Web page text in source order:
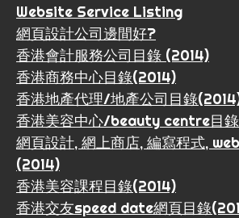
Website Service Listing
網頁設計公司邊間好?
香港會計服務公司目錄 (2014)
香港商務中心目錄(2014)
香港地產代理/地產公司目錄
香港美容中心/beauty centre目
網頁設計, 網上商店, 編寫程式,
(2014)
香港美容課程目錄(2014)
香港交友speed date網頁目錄